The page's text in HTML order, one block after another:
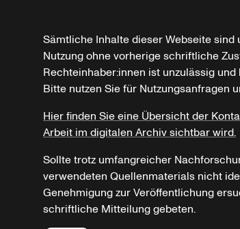
Sämtliche Inhalte dieser Webseite
Nutzung ohne vorherige schriftliche
Rechteinhaber:innen ist unzulässig
Bitte nutzen Sie für Nutzungsanfragen
Hier finden Sie eine Übersicht der
Arbeit im digitalen Archiv sichtbar wird.
Sollte trotz umfangreicher
verwendeten Quellenmaterials nicht
Genehmigung zur Veröffentlichung
schriftliche Mitteilung gebeten.